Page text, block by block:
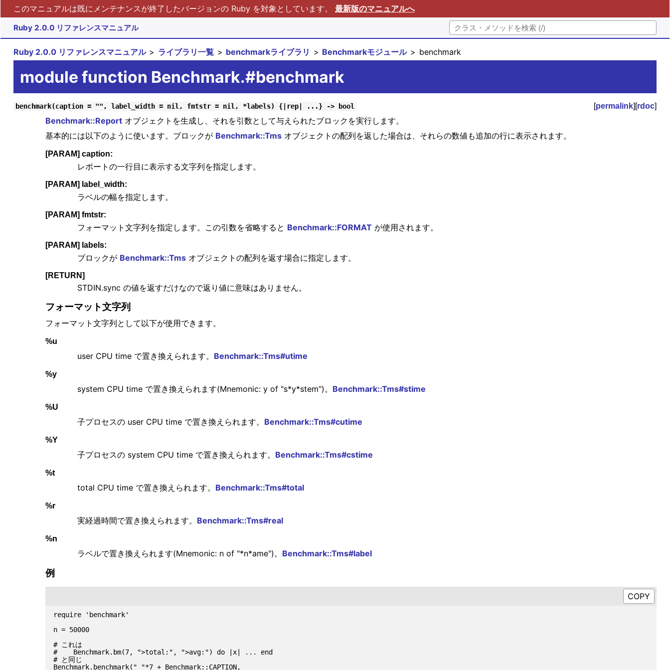
このマニュアルは既にメンテナンスが終了したバージョンの Ruby を対象としています。 最新版のマニュアルへ
Ruby 2.0.0 リファレンスマニュアル
Ruby 2.0.0 リファレンスマニュアル ライブラリ一覧 benchmarkライブラリ Benchmarkモジュール benchmark
module function Benchmark.#benchmark
benchmark(caption = "", label_width = nil, fmtstr = nil, *labels) {|rep| ...} -> bool [permalink][rdoc]
Benchmark::Reportオブジェクトを生成し、それを引数として与えられたブロックを実行します。
基本的には以下のように使います。ブロックが Benchmark::Tmsオブジェクトの配列を返した場合は、それらの数値も追加の行に表示されます。
[PARAM] caption:
レポートの一行目に表示する文字列を指定します。
[PARAM] label_width:
ラベルの幅を指定します。
[PARAM] fmtstr:
フォーマット文字列を指定します。この引数を省略すると Benchmark::FORMAT が使用されます。
[PARAM] labels:
ブロックが Benchmark::Tmsオブジェクトの配列を返す場合に指定します。
[RETURN]
STDIN.sync の値を返すだけなので返り値に意味はありません。
フォーマット文字列
フォーマット文字列として以下が使用できます。
%u
user CPU time で置き換えられます。 Benchmark::Tms#utime
%y
system CPU time で置き換えられます(Mnemonic: y of "s*y*stem")。 Benchmark::Tms#stime
%U
子プロセスの user CPU time で置き換えられます。 Benchmark::Tms#cutime
%Y
子プロセスの system CPU time で置き換えられます。 Benchmark::Tms#cstime
%t
total CPU time で置き換えられます。 Benchmark::Tms#total
%r
実経過時間で置き換えられます。 Benchmark::Tms#real
%n
ラベルで置き換えられます(Mnemonic: n of "*n*ame")。 Benchmark::Tms#label
例
require 'benchmark'
n = 50000
# これは
#    Benchmark.bm(7, ">total:", ">avg:") do |x| ... end
# と同じ
Benchmark.benchmark(" "*7 + Benchmark::CAPTION,